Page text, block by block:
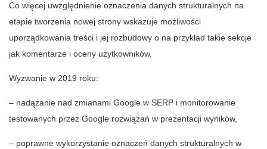
Co więcej uwzględnienie oznaczenia danych strukturalnych na
etapie tworzenia nowej strony wskazuje możliwości
uporządkowania treści i jej rozbudowy o na przykład takie sekcje
jak komentarze i oceny użytkowników.
Wyzwanie w 2019 roku:
– nadążanie nad zmianami Google w SERP i monitorowanie
testowanych przez Google rozwiązań w prezentacji wyników,
– poprawne wykorzystanie oznaczeń danych strukturalnych w